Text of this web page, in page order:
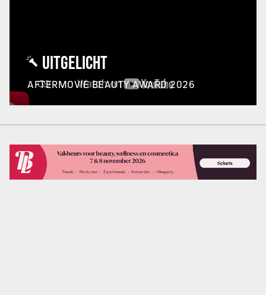
UITGELICHT
AFTERMOVIE BEAUTY AWARD 2026